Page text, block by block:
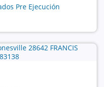
Pre Ejecución